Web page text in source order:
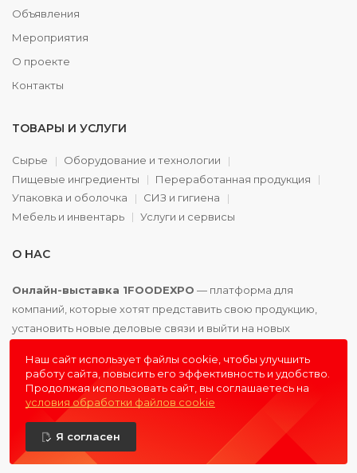
Объявления
Мероприятия
О проекте
Контакты
ТОВАРЫ И УСЛУГИ
Сырье
Оборудование и технологии
Пищевые ингредиенты
Переработанная продукция
Упаковка и оболочка
СИЗ и гигиена
Мебель и инвентарь
Услуги и сервисы
О НАС
Онлайн-выставка 1FOODEXPO — платформа для
компаний, которые хотят представить свою продукцию,
установить новые деловые связи и выйти на новых
© 2016 - 20261FOODEXPO
- первая пищевая онлайн-
Наш сайт использует файлы cookie, чтобы улучшить
работу сайта, повысить его эффективность и удобство.
Продолжая использовать сайт, вы соглашаетесь на
условия обработки файлов cookie
Я согласен